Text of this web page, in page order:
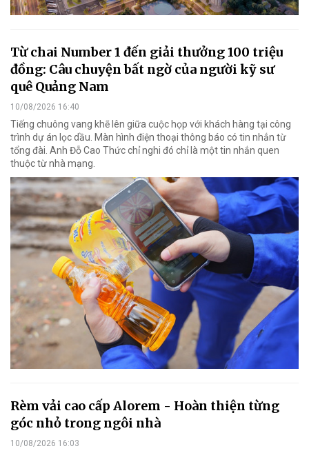
Từ chai Number 1 đến giải thưởng 100 triệu
đồng: Câu chuyện bất ngờ của người kỹ sư
quê Quảng Nam
10/08/2026 16:40
Tiếng chuông vang khẽ lên giữa cuộc họp với khách hàng tại công
trình dự án lọc dầu. Màn hình điện thoại thông báo có tin nhắn từ
tổng đài. Anh Đỗ Cao Thức chỉ nghi đó chỉ là một tin nhắn quen
thuộc từ nhà mạng.
Rèm vải cao cấp Alorem - Hoàn thiện từng
góc nhỏ trong ngôi nhà
10/08/2026 16:03